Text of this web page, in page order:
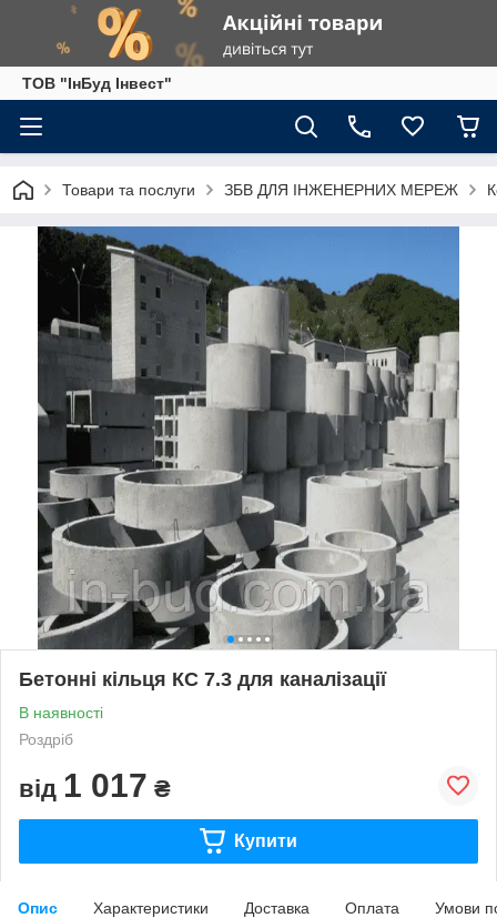
ТОВ "ІнБуд Інвест"
Товари та послуги ЗБВ ДЛЯ ІНЖЕНЕРНИХ МЕРЕЖ
Бетонні кільця КС 7.3 для каналізації
В наявності
Роздріб
від 1 017 ₴
Купити
Опис Характеристики Доставка Оплата Умови